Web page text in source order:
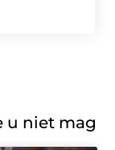
u niet mag